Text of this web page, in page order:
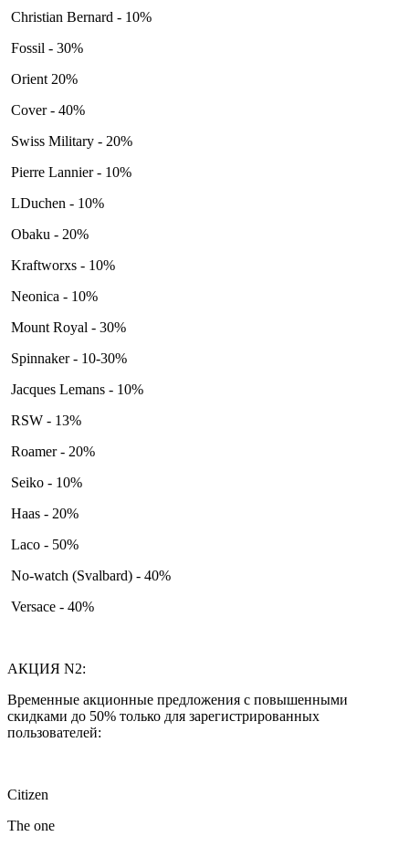
Christian Bernard - 10%
Fossil - 30%
Orient 20%
Cover - 40%
Swiss Military - 20%
Pierre Lannier - 10%
LDuchen - 10%
Obaku - 20%
Kraftworxs - 10%
Neonica - 10%
Mount Royal - 30%
Spinnaker - 10-30%
Jacques Lemans - 10%
RSW - 13%
Roamer - 20%
Seiko - 10%
Haas - 20%
Laco - 50%
No-watch (Svalbard) - 40%
Versace - 40%
АКЦИЯ N2:
Временные акционные предложения с повышенными
скидками до 50% только для зарегистрированных
пользователей:
Citizen
The one